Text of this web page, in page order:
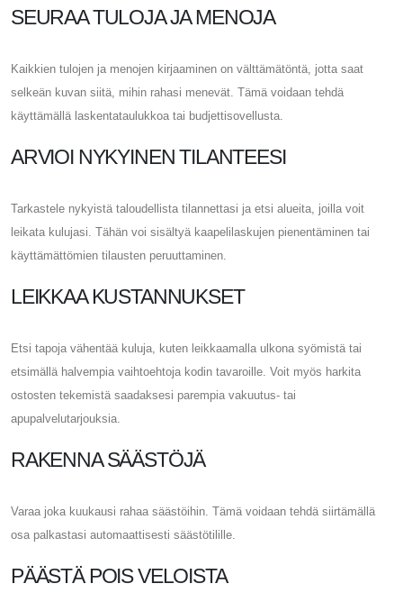
SEURAA TULOJA JA MENOJA
Kaikkien tulojen ja menojen kirjaaminen on välttämätöntä, jotta saat
selkeän kuvan siitä, mihin rahasi menevät. Tämä voidaan tehdä
käyttämällä laskentataulukkoa tai budjettisovellusta.
ARVIOI NYKYINEN TILANTEESI
Tarkastele nykyistä taloudellista tilannettasi ja etsi alueita, joilla voit
leikata kulujasi. Tähän voi sisältyä kaapelilaskujen pienentäminen tai
käyttämättömien tilausten peruuttaminen.
LEIKKAA KUSTANNUKSET
Etsi tapoja vähentää kuluja, kuten leikkaamalla ulkona syömistä tai
etsimällä halvempia vaihtoehtoja kodin tavaroille. Voit myös harkita
ostosten tekemistä saadaksesi parempia vakuutus- tai
apupalvelutarjouksia.
RAKENNA SÄÄSTÖJÄ
Varaa joka kuukausi rahaa säästöihin. Tämä voidaan tehdä siirtämällä
osa palkastasi automaattisesti säästötilille.
PÄÄSTÄ POIS VELOISTA